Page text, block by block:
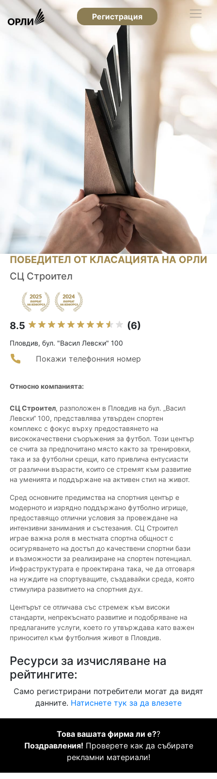
Регистрация
ПОБЕДИТЕЛ ОТ КЛАСАЦИЯТА НА ОРЛИ
СЦ Строител
8.5 (6)
Пловдив, бул. "Васил Левски" 100
Покажи телефонния номер
Относно компанията:
СЦ Строител, разположен в Пловдив на бул. „Васил
Левски“ 100, представлява утвърден спортен
комплекс с фокус върху предоставянето на
висококачествени съоръжения за футбол. Този център
се счита за предпочитано място както за тренировки,
така и за футбoлни срещи, като привлича ентусиасти
от различни възрасти, които се стремят към развитие
на уменията и поддържане на активен стил на живот.
Сред основните предимства на спортния център е
модерното и изрядно поддържано футболно игрище,
предоставящо отлични условия за провеждане на
интензивни занимания и състезания. СЦ Строител
играе важна роля в местната спортна общност с
осигуряването на достъп до качествени спортни бази
и възможности за реализиране на спортен потенциал.
Инфраструктурата е проектирана така, че да отговаря
на нуждите на спортуващите, създавайки среда, която
стимулира развитието на спортния дух.
Центърът се отличава със стремеж към високи
стандарти, непрекъснато развитие и подобряване на
предлаганите услуги, което го утвърждава като важен
приносител към футболния живот в Пловдив.
Ресурси за изчисляване на
рейтингите:
Само регистрирани потребители могат да видят
данните. Натиснете тук за да влезете
Това вашата фирма ли е??
Поздравления! Проверете как да събирате
рекламни материали!